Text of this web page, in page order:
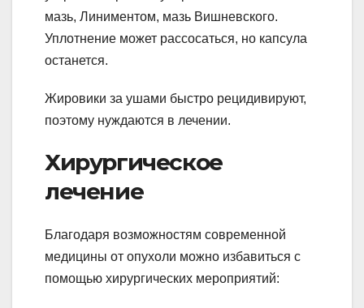
мазь, Линиментом, мазь Вишневского.
Уплотнение может рассосаться, но капсула
останется.
Жировики за ушами быстро рецидивируют,
поэтому нуждаются в лечении.
Хирургическое
лечение
Благодаря возможностям современной
медицины от опухоли можно избавиться с
помощью хирургических мероприятий: